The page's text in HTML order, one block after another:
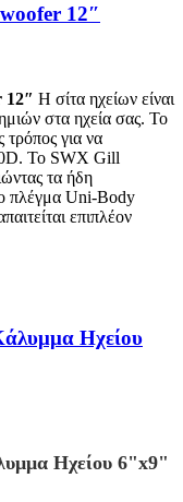
12″
12″ Η σίτα ηχείων είναι
στα ηχεία σας. Το
τρόπος για να
Το SWX Gill
τα ήδη
πλέγμα Uni-Body
επιπλέον
Ηχείου
Ηχείου 6"x9"